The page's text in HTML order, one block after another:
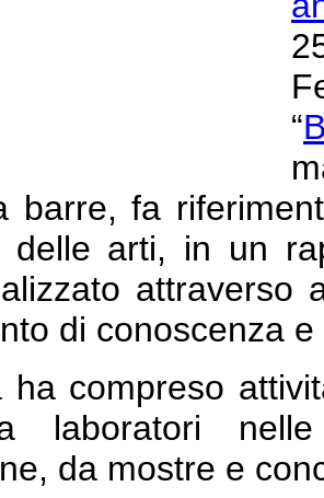
“
barre, fa
delle arti, in un
attraverso
di conoscenza
ha compreso
laboratori
da mostre e